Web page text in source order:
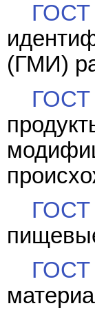
ГОСТ
(ГМИ)
ГОСТ
ГОСТ
ГОСТ